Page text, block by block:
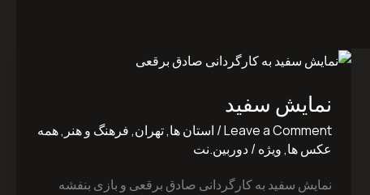
نمایش سفید
Leave a Comment
/ استان ها,تهران,فرهنگ و هنر ,همه
عکس ها,ویژه/دوربین.نت
نمایش سفید به کارگردانی صادق ‌برقعی و بازی بنفشه
نمایش